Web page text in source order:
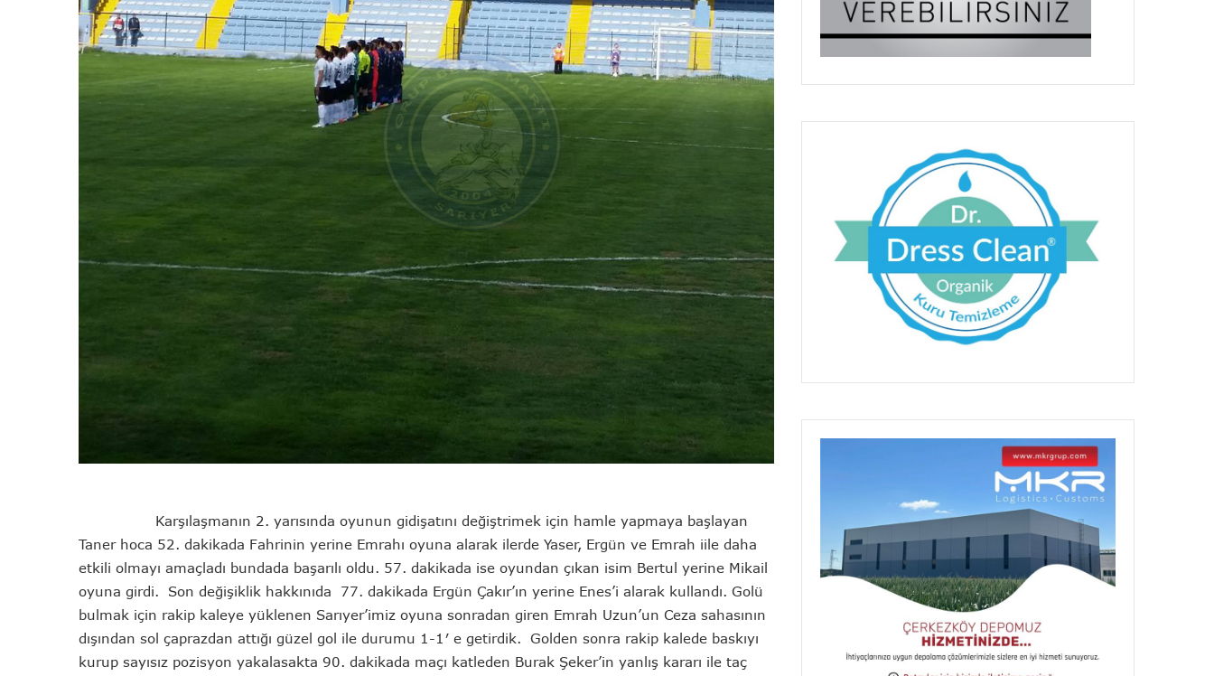
Karşılaşmanın 2. yarısında oyunun gidişatını değiştrimek için hamle yapmaya başlayan
Taner hoca 52. dakikada Fahrinin yerine Emrahı oyuna alarak ilerde Yaser, Ergün ve Emrah iile daha
etkili olmayı amaçladı bundada başarılı oldu. 57. dakikada ise oyundan çıkan isim Bertul yerine Mikail
oyuna girdi. Son değişiklik hakkınıda 77. dakikada Ergün Çakır’ın yerine Enes’i alarak kullandı. Golü
bulmak için rakip kaleye yüklenen Sarıyer’imiz oyuna sonradan giren Emrah Uzun’un Ceza sahasının
dışından sol çaprazdan attığı güzel gol ile durumu 1-1′ e getirdik. Golden sonra rakip kalede baskıyı
kurup sayısız pozisyon yakalasakta 90. dakikada maçı katleden Burak Şeker’in yanlış kararı ile taç